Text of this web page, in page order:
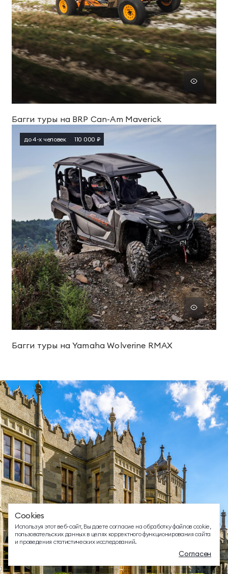
ТЕЛЕФОН ДЛЯ СВЯЗИ
88005505271
ДОПОЛНИТЕЛЬНЫЙ ТЕЛЕФОН ДЛЯ СВЯЗИ
+74991107964
СВЯЗАТЬСЯ В МЕССЕНДЖЕРЕ
EMAIL ДЛЯ ВОПРОСОВ И ПОЖЕЛАНИЙ
info@mriyaresort.com
Багги туры на BRP Can-Am Maverick
до 4-х человек 110 000 ₽
Багги туры на Yamaha Wolverine RMAX
Cookies
Используя этот веб-сайт, Вы даете согласие на обработку файлов cookie,
пользовательских данных в целях корректного функционирования сайта
и проведения статистических исследований.
Согласен